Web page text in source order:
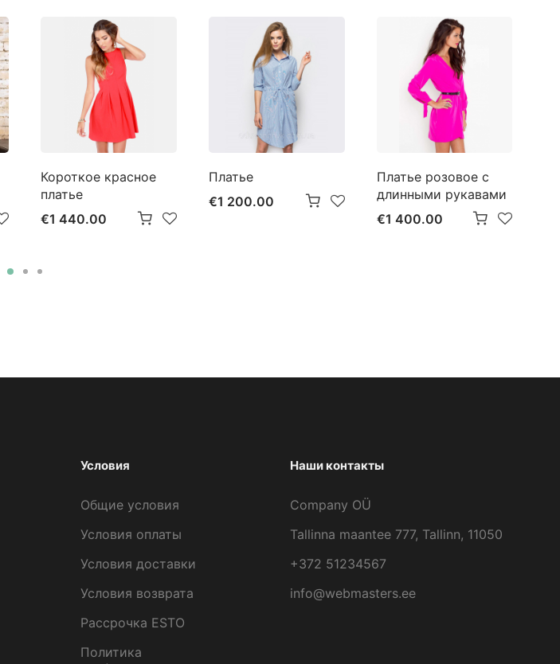
Короткое красное
платье
€1 440.00
Платье
€1 200.00
Платье розовое с
длинными рукавами
€1 400.00
Условия
Общие условия
Условия оплаты
Условия доставки
Условия возврата
Рассрочка ESTO
Политика
Наши контакты
Company OÜ
Tallinna maantee 777, Tallinn, 11050
+372 51234567
info@webmasters.ee